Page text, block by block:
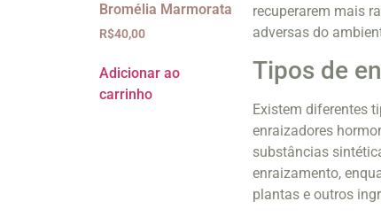
Bromélia Marmorata
R$40,00
Adicionar ao
carrinho
recuperarem mais
adversas do
Tipos de
Existem diferentes
enraizadores
substâncias
enraizamento,
plantas e outros